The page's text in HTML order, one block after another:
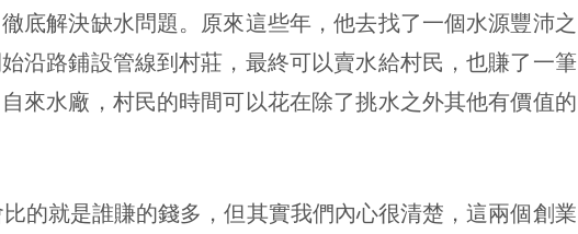
底解決缺水問題。原來這些年，他去找了一個水源豐沛之
沿路鋪設管線到村莊，最終可以賣水給村民，也賺了一筆
來水廠，村民的時間可以花在除了挑水之外其他有價值的
就是誰賺的錢多，但其實我們內心很清楚，這兩個創業